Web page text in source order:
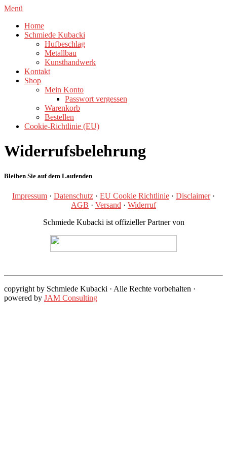
Zum
springen
Menü
Home
Schmiede Kubacki
Hufbeschlag
Metallbau
Kunsthandwerk
Kontakt
Shop
Mein Konto
Passwort vergessen
Warenkorb
Bestellen
Cookie-Richtlinie (EU)
Widerrufsbelehrung
Bleiben Sie auf dem Laufenden
Impressum · Datenschutz · EU Cookie Richtlinie · Disclaimer·
AGB · Versand · Widerruf
Schmiede Kubacki ist offizieller Partner von
copyright by Schmiede Kubacki · Alle Rechte vorbehalten ·
powered by JAM Consulting